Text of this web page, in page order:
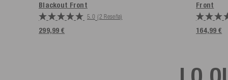
Blackout Front
5.0 (2 Reseña)
299,99 €
Front
164,99 €